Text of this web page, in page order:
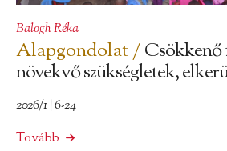
Balogh Réka
Alapgondolat /Csökkenő
növekvő szükségletek,
2026/1 | 6-24
Tovább